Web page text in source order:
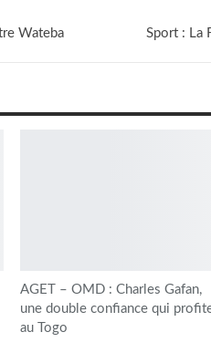
Wateba
Sport : La
AGET – OMD : Charles Gafan,
une double confiance qui
au Togo